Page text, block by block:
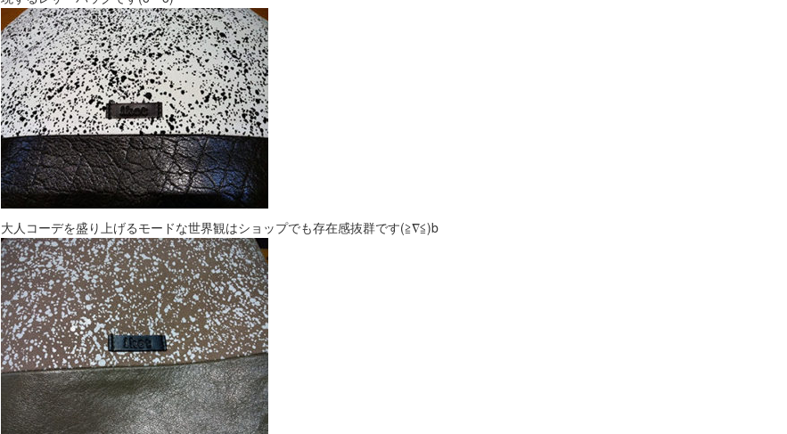
大人コーデを盛り上げるモードな世界観はショップでも存在感抜群です(≧∇≦)b